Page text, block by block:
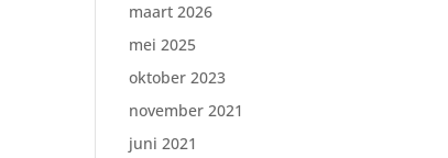
maart 2026
mei 2025
oktober 2023
november 2021
juni 2021